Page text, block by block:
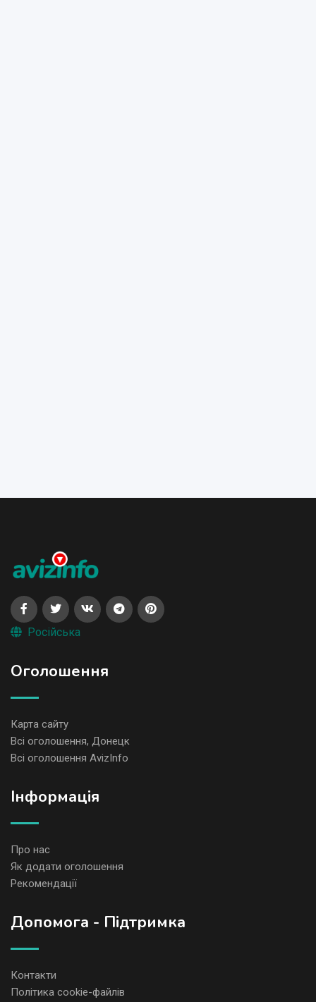
Російська
Оголошення
Карта сайту
Всі оголошення, Донецк
Всі оголошення AvizInfo
Iнформація
Про нас
Як додати оголошення
Рекомендації
Допомога - Підтримка
Контакти
Політика cookie-файлів